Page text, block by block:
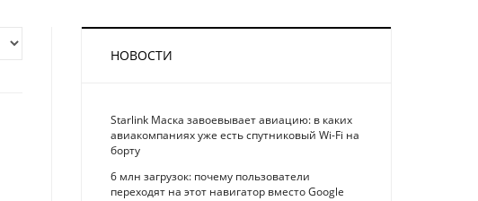
НОВОСТИ
Starlink Маска завоевывает авиацию: в каких
авиакомпаниях уже есть спутниковый Wi-Fi на
борту
6 млн загрузок: почему пользователи
переходят на этот навигатор вместо Google